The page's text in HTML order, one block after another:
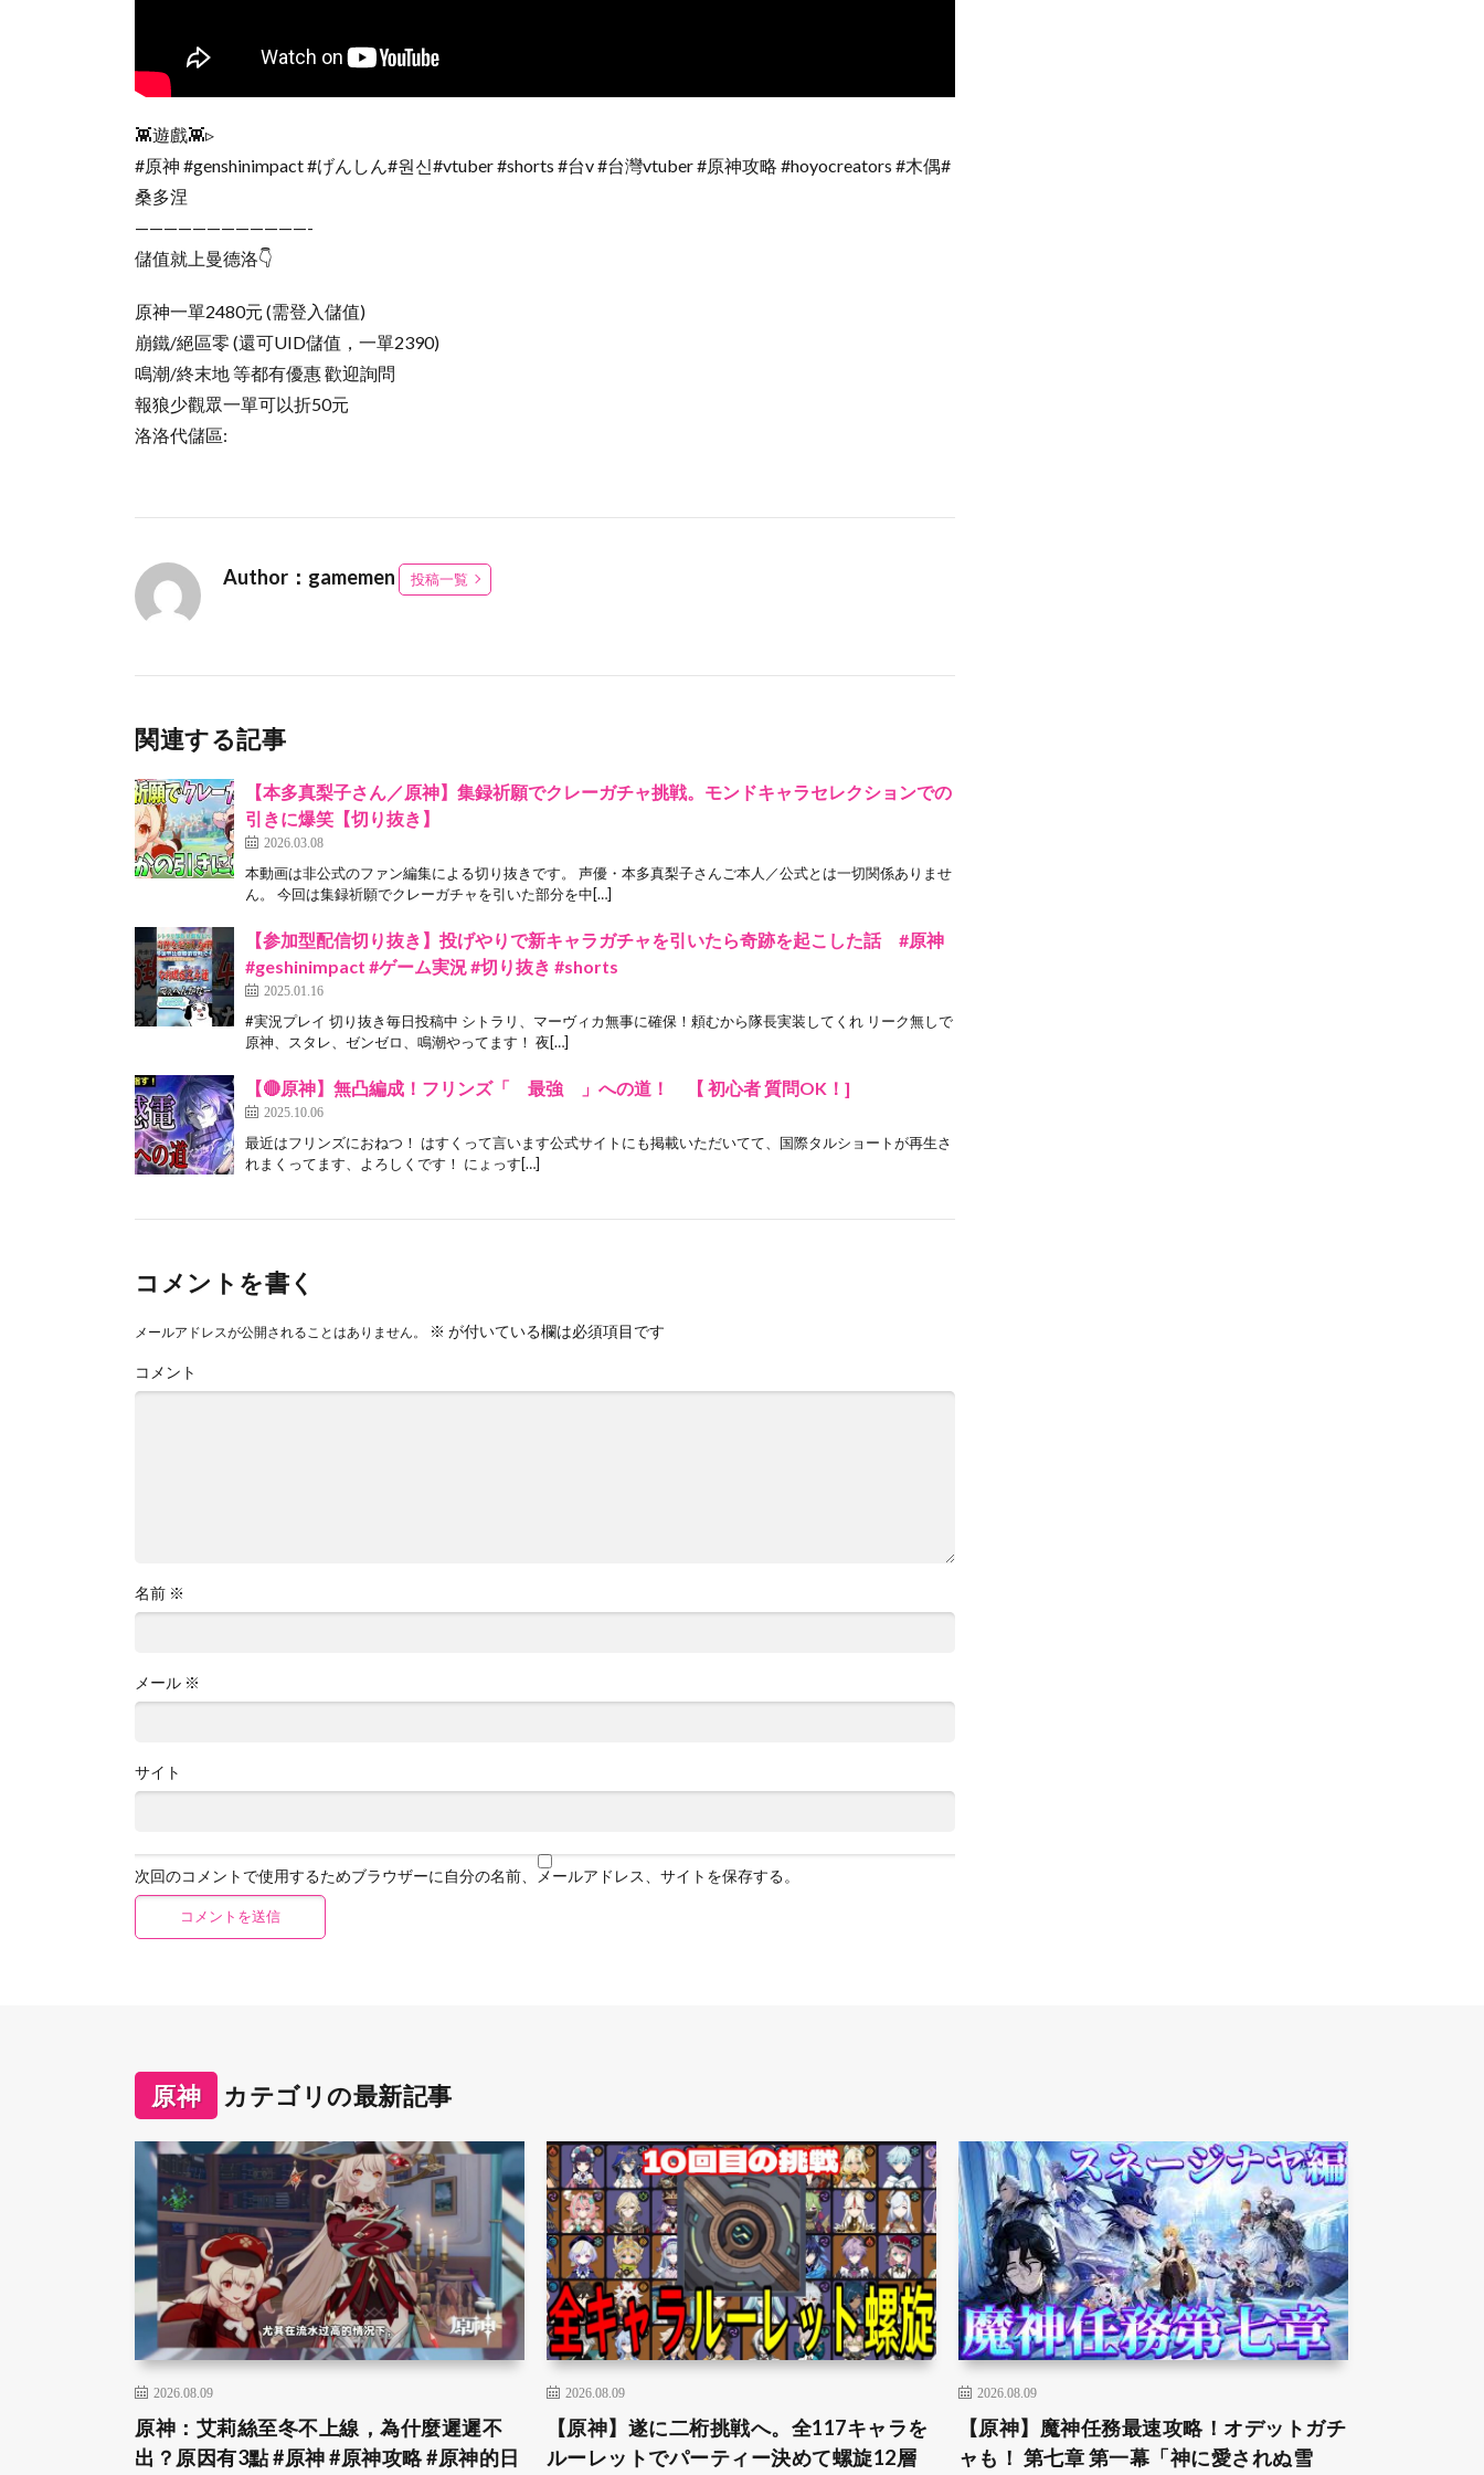
👾遊戲👾▹
#原神 #genshinimpact #げんしん#원신#vtuber #shorts #台v #台灣vtuber #原神攻略 #hoyocreators #木偶#
桑多涅
————————————-
儲值就上曼德洛👇
原神一單2480元 (需登入儲值)
崩鐵/絕區零 (還可UID儲值，一單2390)
鳴潮/終末地 等都有優惠 歡迎詢問
報狼少觀眾一單可以折50元
洛洛代儲區:
Author：gamemen 投稿一覧
関連する記事
【本多真梨子さん／原神】集録祈願でクレーガチャ挑戦。モンドキャラセレクションでの
引きに爆笑【切り抜き】
2026.03.08
本動画は非公式のファン編集による切り抜きです。 声優・本多真梨子さんご本人／公式とは一切関係ありませ
ん。 今回は集録祈願でクレーガチャを引いた部分を中[…]
【参加型配信切り抜き】投げやりで新キャラガチャを引いたら奇跡を起こした話 #原神
#geshinimpact #ゲーム実況 #切り抜き #shorts
2025.01.16
#実況プレイ 切り抜き毎日投稿中 シトラリ、マーヴィカ無事に確保！頼むから隊長実装してくれ リーク無しで
原神、スタレ、ゼンゼロ、鳴潮やってます！ 夜[…]
【🔴原神】無凸編成！フリンズ「 最強 」への道！ 【 初心者 質問OK！]
2025.10.06
最近はフリンズにおねつ！ はすくって言います公式サイトにも掲載いただいてて、国際タルショートが再生さ
れまくってます、よろしくです！ にょっす[…]
コメントを書く
メールアドレスが公開されることはありません。 ※ が付いている欄は必須項目です
コメント
名前 ※
メール ※
サイト
次回のコメントで使用するためブラウザーに自分の名前、メールアドレス、サイトを保存する。
原神 カテゴリの最新記事
2026.08.09
原神：艾莉絲至冬不上線，為什麼遲遲不
出？原因有3點 #原神 #原神攻略 #原神的日
2026.08.09
【原神】遂に二桁挑戦へ。全117キャラを
ルーレットでパーティー決めて螺旋12層
2026.08.09
【原神】魔神任務最速攻略！オデットガチ
ャも！ 第七章 第一幕「神に愛されぬ雪